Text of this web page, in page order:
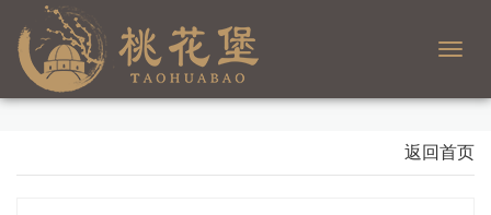
返回首页